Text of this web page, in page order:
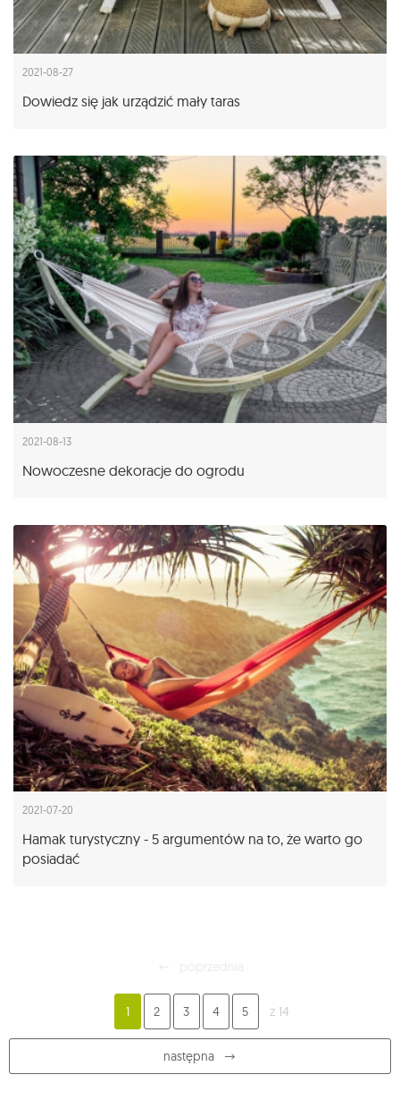
2021-08-27
Dowiedz się jak urządzić mały taras
2021-08-13
Nowoczesne dekoracje do ogrodu
2021-07-20
Hamak turystyczny - 5 argumentów na to, że warto go
posiadać
1 2 3 4 5 z 14
następna